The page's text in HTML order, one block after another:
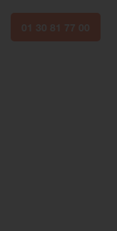
01 30 81 77 00